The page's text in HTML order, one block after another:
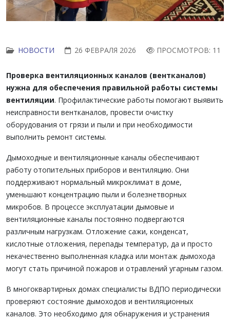
НОВОСТИ 26 ФЕВРАЛЯ 2026 ПРОСМОТРОВ: 11
Проверка вентиляционных каналов (вентканалов)
нужна для обеспечения правильной работы системы
вентиляции. Профилактические работы помогают выявить
неисправности вентканалов, провести очистку
оборудования от грязи и пыли и при необходимости
выполнить ремонт системы.
Дымоходные и вентиляционные каналы обеспечивают
работу отопительных приборов и вентиляцию. Они
поддерживают нормальный микроклимат в доме,
уменьшают концентрацию пыли и болезнетворных
микробов. В процессе эксплуатации дымовые и
вентиляционные каналы постоянно подвергаются
различным нагрузкам. Отложение сажи, конденсат,
кислотные отложения, перепады температур, да и просто
некачественно выполненная кладка или монтаж дымохода
могут стать причиной пожаров и отравлений угарным газом.
В многоквартирных домах специалисты ВДПО периодически
проверяют состояние дымоходов и вентиляционных
каналов. Это необходимо для обнаружения и устранения